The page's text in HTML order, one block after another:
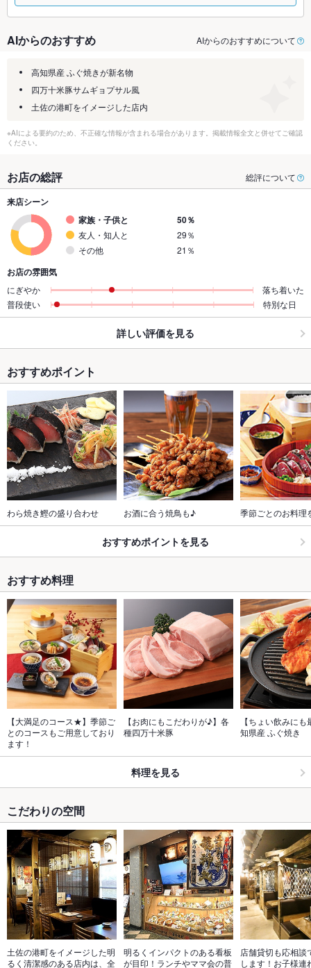
AIからのおすすめ AIからのおすすめについて
高知県産 ふぐ焼きが新名物
四万十米豚サムギョプサル風
土佐の港町をイメージした店内
※AIによる要約のため、不正確な情報が含まれる場合があります。掲載情報全文と併せてご確認
ください。
お店の総評 総評について
来店シーン
家族・子供と
50％
友人・知人と
29％
その他
21％
お店の雰囲気
にぎやか
落ち着いた
普段使い
特別な日
詳しい評価を見る
おすすめポイント
わら焼き鰹の盛り合わせ お酒に合う焼鳥も♪ 季節ごとのお料理
おすすめポイントを見る
おすすめ料理
【大満足のコース★】季節ご
とのコースもご用意しており
ます！
【お肉にもこだわりが♪】各
種四万十米豚
【ちょい飲みに
知県産 ふぐ焼き
料理を見る
こだわりの空間
土佐の港町をイメージした明
るく清潔感のある店内は、全
明るくインパクトのある看板
が目印！ランチやママ会の普
店舗貸切も応相談
します！お子様連